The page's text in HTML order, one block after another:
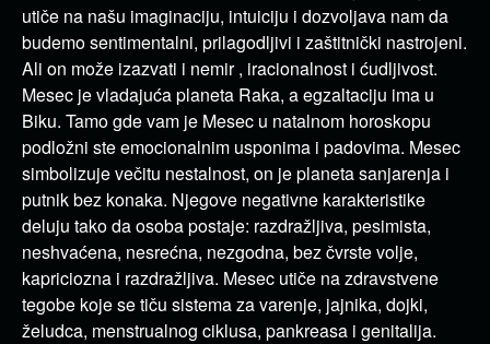
utiče na našu imaginaciju, intuiciju i dozvoljava nam da
budemo sentimentalni, prilagodljivi i zaštitnički nastrojeni.
Ali on može izazvati i nemir , iracionalnost i ćudljivost.
Mesec je vladajuća planeta Raka, a egzaltaciju ima u
Biku. Tamo gde vam je Mesec u natalnom horoskopu
podložni ste emocionalnim usponima i padovima. Mesec
simbolizuje večitu nestalnost, on je planeta sanjarenja i
putnik bez konaka. Njegove negativne karakteristike
deluju tako da osoba postaje: razdražljiva, pesimista,
neshvaćena, nesrećna, nezgodna, bez čvrste volje,
kapriciozna i razdražljiva. Mesec utiče na zdravstvene
tegobe koje se tiču sistema za varenje, jajnika, dojki,
želudca, menstrualnog ciklusa, pankreasa i genitalija.